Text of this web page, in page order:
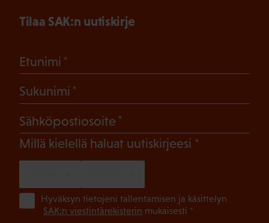
Tilaa SAK:n uutiskirje
Etunimi
Sukunimi
Sähköpostiosoite
Millä kielellä haluat uutiskirjeesi (Pakollinen)
Hyväksyn tietojeni tallentamisen ja käsittelyn
SAK:n viestintärekisterin mukaisesti *